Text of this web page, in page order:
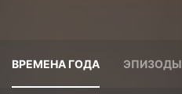
ВРЕМЕНА ГОДА ЭПИЗОДЫ